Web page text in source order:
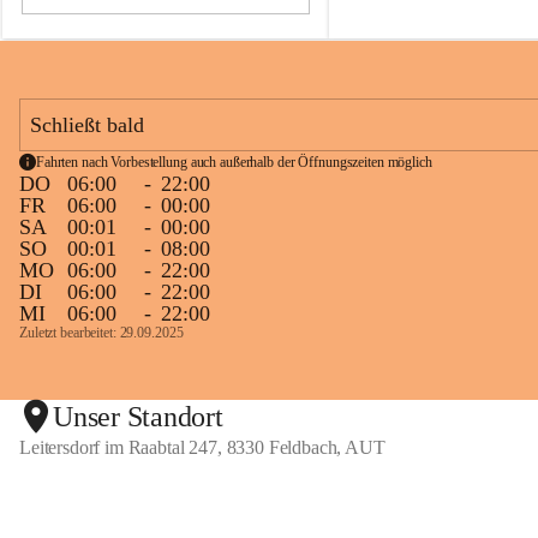
06:00 Uhr sind wir wieder für Euch
da.
Taxi Paier Team
Schließt bald
Fahrten nach Vorbestellung auch außerhalb der Öffnungszeiten möglich
DO 06:00 - 22:00
FR
06:00 - 00:00
SA
00:01 - 00:00
SO
00:01 - 08:00
MO 06:00 - 22:00
DI
06:00 - 22:00
MI
06:00 - 22:00
Zuletzt bearbeitet: 29.09.2025
Unser Standort
Leitersdorf im Raabtal 247, 8330 Feldbach, AUT